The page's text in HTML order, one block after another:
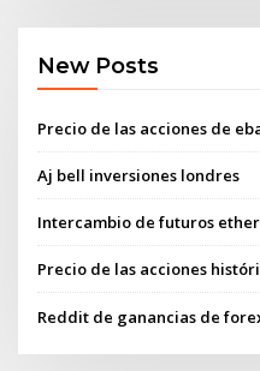
New Posts
Precio de las acciones de
Aj bell inversiones londres
Intercambio de futuros
Precio de las acciones
Reddit de ganancias de